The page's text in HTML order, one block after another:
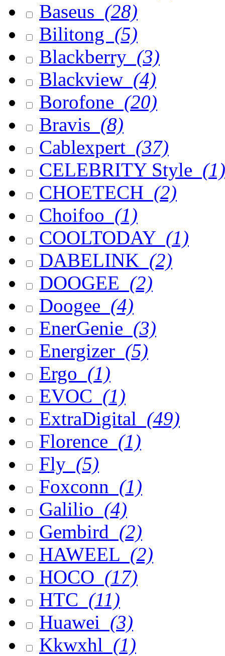
Baseus (28)
Bilitong (5)
Blackberry (3)
Blackview (4)
Borofone (20)
Bravis (8)
Cablexpert (37)
CELEBRITY Style (1)
CHOETECH (2)
Choifoo (1)
COOLTODAY (1)
DABELINK (2)
DOOGEE (2)
Doogee (4)
EnerGenie (3)
Energizer (5)
Ergo (1)
EVOC (1)
ExtraDigital (49)
Florence (1)
Fly (5)
Foxconn (1)
Galilio (4)
Gembird (2)
HAWEEL (2)
HOCO (17)
HTC (11)
Huawei (3)
Kkwxhl (1)